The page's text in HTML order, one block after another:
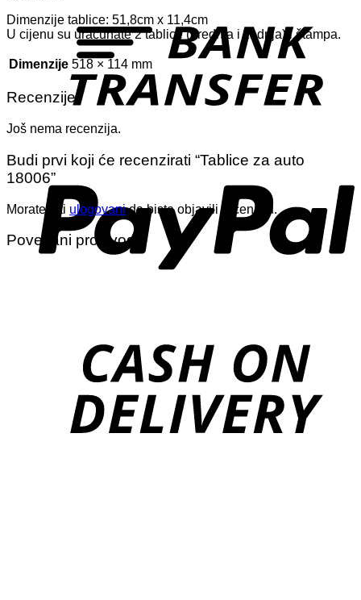
Dimenzije tablice: 51,8cm x 11,4cm
U cijenu su uračunate 2 tablice (prednja i zadnja) i štampa.
Dimenzije 518 × 114 mm
Recenzije
Još nema recenzija.
Budi prvi koji će recenzirati “Tablice za auto
18006”
Morate biti ulogovanida biste objavili recenziju.
Povezani proizvodi